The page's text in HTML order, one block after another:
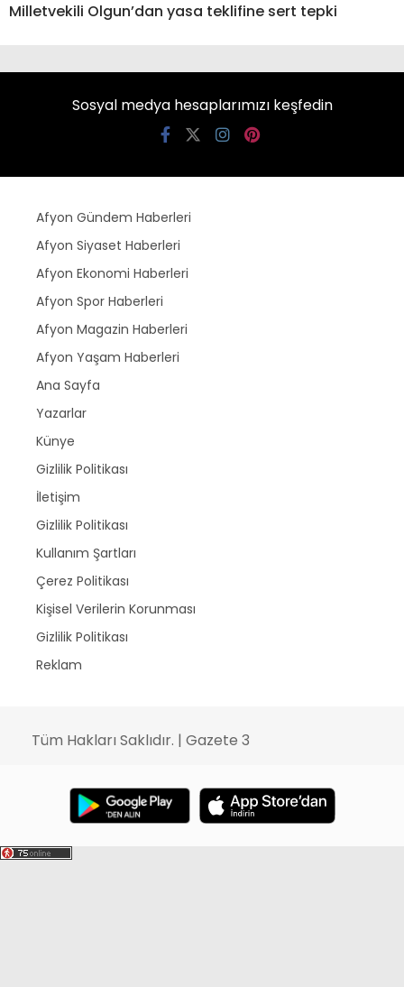
Milletvekili Olgun’dan yasa teklifine sert tepki
Sosyal medya hesaplarımızı keşfedin
Afyon Gündem Haberleri
Afyon Siyaset Haberleri
Afyon Ekonomi Haberleri
Afyon Spor Haberleri
Afyon Magazin Haberleri
Afyon Yaşam Haberleri
Ana Sayfa
Yazarlar
Künye
Gizlilik Politikası
İletişim
Gizlilik Politikası
Kullanım Şartları
Çerez Politikası
Kişisel Verilerin Korunması
Gizlilik Politikası
Reklam
Tüm Hakları Saklıdır. | Gazete 3